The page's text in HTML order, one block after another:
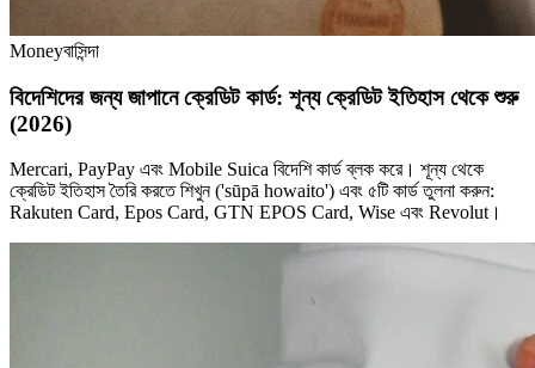
Moneyবাসিন্দা
বিদেশিদের জন্য জাপানে ক্রেডিট কার্ড: শূন্য ক্রেডিট ইতিহাস থেকে শুরু
(2026)
Mercari, PayPay এবং Mobile Suica বিদেশি কার্ড ব্লক করে। শূন্য থেকে
ক্রেডিট ইতিহাস তৈরি করতে শিখুন ('sūpā howaito') এবং ৫টি কার্ড তুলনা করুন:
Rakuten Card, Epos Card, GTN EPOS Card, Wise এবং Revolut।